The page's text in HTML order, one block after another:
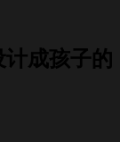
成孩子的